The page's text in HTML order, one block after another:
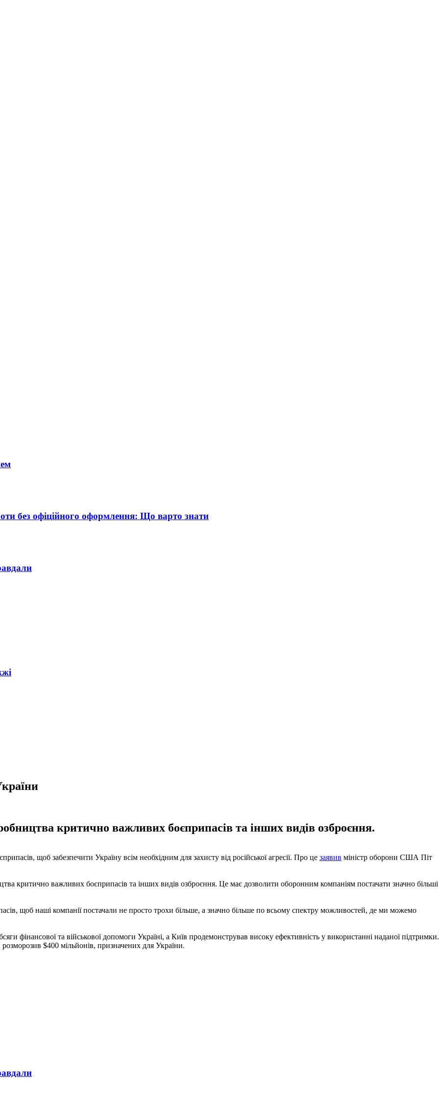
без офіційного оформлення: Що варто знати
критично важливих боєприпасів та інших видів озброєння.
щоб забезпечити Україну всім необхідним для захисту від російської агресії. Про це заявив міністр оборони США Піт
критично важливих боєприпасів та інших видів озброєння. Це має дозволити оборонним компаніям постачати значно більші
щоб наші компанії постачали не просто трохи більше, а значно більше по всьому спектру можливостей, де ми можемо
фінансової та військової допомоги Україні, а Київ продемонстрував високу ефективність у використанні наданої підтримки.
$400 мільйонів, призначених для України.